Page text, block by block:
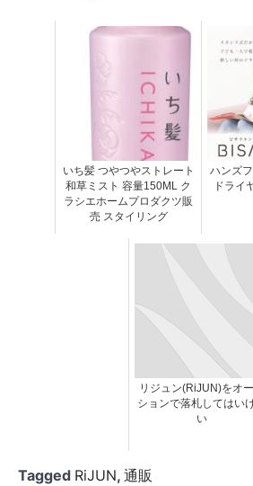
いち髪 つやつやストレート
和草ミスト 容量150ML ク
ラシエホームプロダクツ販
売 スタイリング
ハンズ
ドライ
リジュン(RiJUN)をオ
ションで落札してはい
い
Tagged RiJUN, 通販